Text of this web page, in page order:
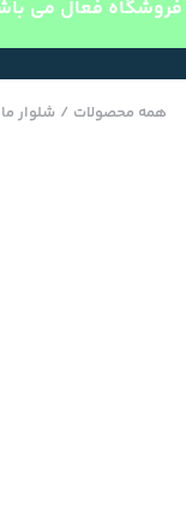
فروشگاه فعال می
همه محصولات / شلوار